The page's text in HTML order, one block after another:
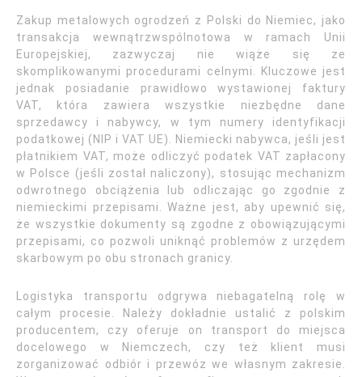
Zakup metalowych ogrodzeń z Polski do Niemiec, jako
transakcja wewnątrzwspólnotowa w ramach Unii
Europejskiej, zazwyczaj nie wiąże się ze
skomplikowanymi procedurami celnymi. Kluczowe jest
jednak posiadanie prawidłowo wystawionej faktury
VAT, która zawiera wszystkie niezbędne dane
sprzedawcy i nabywcy, w tym numery identyfikacji
podatkowej (NIP i VAT UE). Niemiecki nabywca, jeśli jest
płatnikiem VAT, może odliczyć podatek VAT zapłacony
w Polsce (jeśli został naliczony), stosując mechanizm
odwrotnego obciążenia lub odliczając go zgodnie z
niemieckimi przepisami. Ważne jest, aby upewnić się,
że wszystkie dokumenty są zgodne z obowiązującymi
przepisami, co pozwoli uniknąć problemów z urzędem
skarbowym po obu stronach granicy.
Logistyka transportu odgrywa niebagatelną rolę w
całym procesie. Należy dokładnie ustalić z polskim
producentem, czy oferuje on transport do miejsca
docelowego w Niemczech, czy też klient musi
zorganizować odbiór i przewóz we własnym zakresie.